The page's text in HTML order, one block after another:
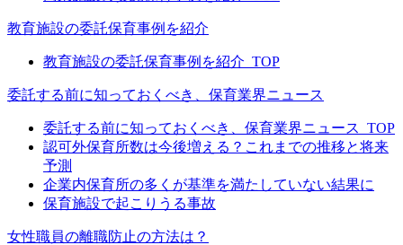
教育施設の委託保育事例を紹介
教育施設の委託保育事例を紹介_TOP
委託する前に知っておくべき、保育業界ニュース
委託する前に知っておくべき、保育業界ニュース_TOP
認可外保育所数は今後増える？これまでの推移と将来
予測
企業内保育所の多くが基準を満たしていない結果に
保育施設で起こりうる事故
女性職員の離職防止の方法は？